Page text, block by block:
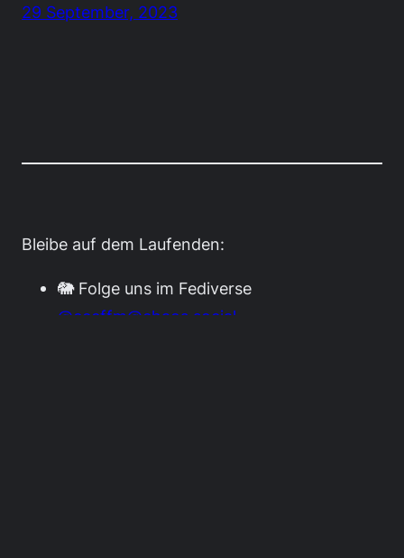
29 September, 2023
Bleibe auf dem Laufenden:
🐘 Folge uns im Fediverse
@cccffm@chaos.social